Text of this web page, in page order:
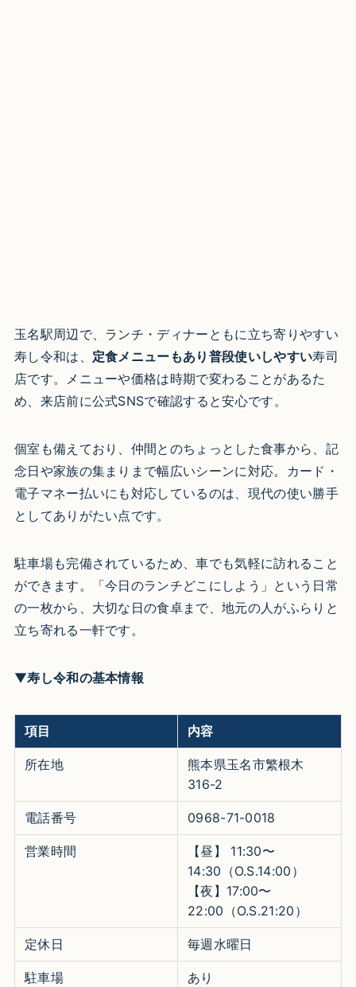
玉名駅周辺で、ランチ・ディナーともに立ち寄りやすい
寿し令和は、 定食メニューもあり普段使いしやすい寿司
店です。メニューや価格は時期で変わることがあるた
め、来店前に公式SNSで確認すると安心です。
個室も備えており、仲間とのちょっとした食事から、記
念日や家族の集まりまで幅広いシーンに対応。カード・
電子マネー払いにも対応しているのは、現代の使い勝手
としてありがたい点です。
駐車場も完備されているため、車でも気軽に訪れること
ができます。「今日のランチどこにしよう」という日常
の一枚から、大切な日の食卓まで、地元の人がふらりと
立ち寄れる一軒です。
▼寿し令和の基本情報
項目 内容
所在地
熊本県玉名市繁根木
316-2
電話番号 0968-71-0018
営業時間
【昼】 11:30〜
14:30（O.S.14:00）
【夜】17:00〜
22:00（O.S.21:20）
定休日 毎週水曜日
駐車場 あり